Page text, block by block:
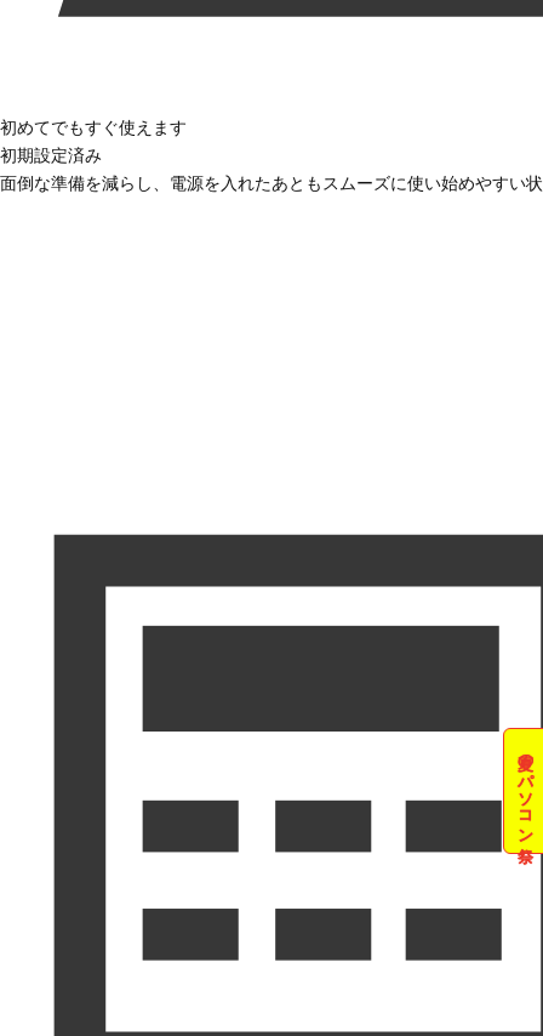
夏のパソコン祭
初めてでもすぐ使えます
初期設定済み
面倒な準備を減らし、電源を入れたあともスムーズに使い始めやすい